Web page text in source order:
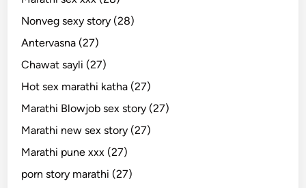
Nonveg sexy story (28)
Antervasna (27)
Chawat sayli (27)
Hot sex marathi katha (27)
Marathi Blowjob sex story (27)
Marathi new sex story (27)
Marathi pune xxx (27)
porn story marathi (27)